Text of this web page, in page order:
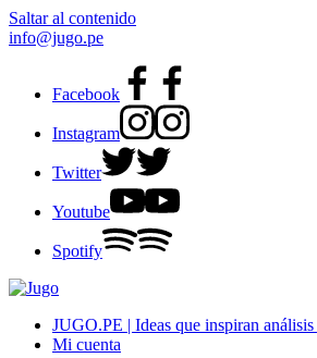
Saltar al contenido
info@jugo.pe
Facebook
Instagram
Twitter
Youtube
Spotify
JUGO.PE | Ideas que inspiran análisis
Mi cuenta